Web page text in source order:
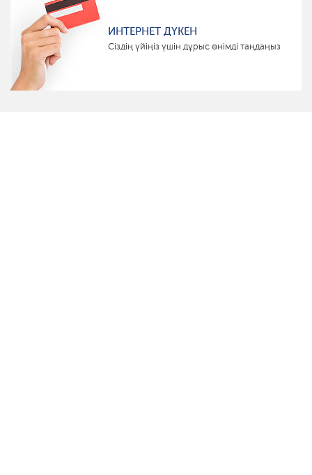
ИНТЕРНЕТ ДҮКЕН
Сіздің үйіңіз үшін дұрыс өнімді таңдаңыз